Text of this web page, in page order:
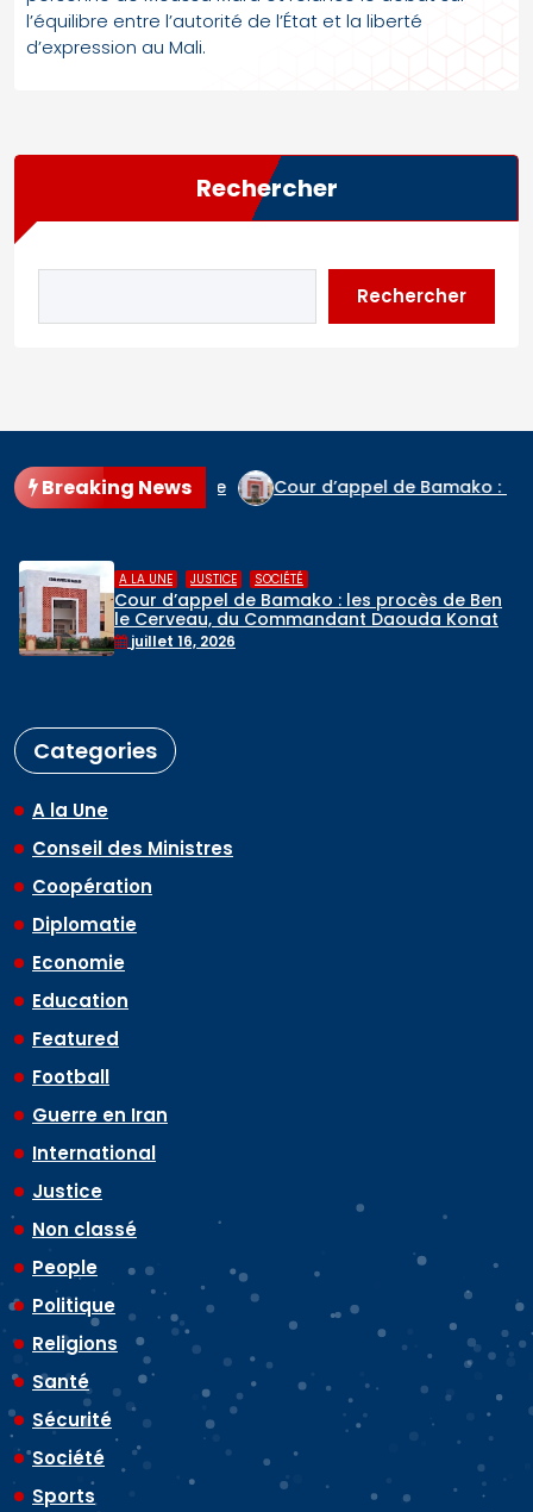
l’équilibre entre l’autorité de l’État et la liberté
d’expression au Mali.
Rechercher
Rechercher
Breaking News
en finale Cour d’appel de Bamako : les procès
, SOCIÉTÉ
de Bamako : les procès de Ben
Commandant Daouda Konaté
programmés
Hadj
de pèlerins
Categories
A la Une
Conseil des Ministres
Coopération
Diplomatie
Economie
Education
Featured
Football
Guerre en Iran
International
Justice
Non classé
People
Politique
Religions
Santé
Sécurité
Société
Sports